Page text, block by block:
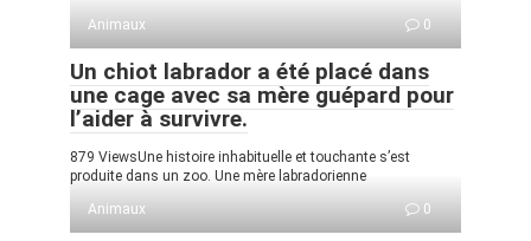
Animaux
0
Un chiot labrador a été placé dans
une cage avec sa mère guépard pour
l’aider à survivre.
879 ViewsUne histoire inhabituelle et touchante s’est
produite dans un zoo. Une mère labradorienne
Animaux
0